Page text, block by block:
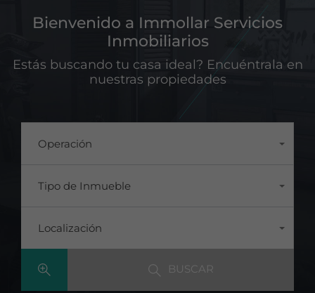
Bienvenido a Immollar Servicios
Inmobiliarios
Estás buscando tu casa ideal? Encuéntrala en
nuestras propiedades
Operación
Todos
Tipo de Inmueble
Todos
Localización
Todas
BUSCAR